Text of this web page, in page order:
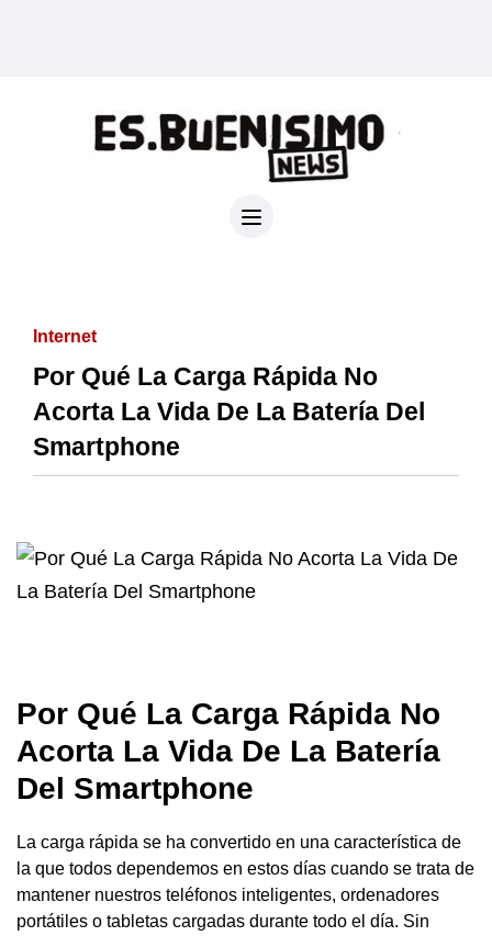
Internet
Por Qué La Carga Rápida No
Acorta La Vida De La Batería Del
Smartphone
Por Qué La Carga Rápida No
Acorta La Vida De La Batería
Del Smartphone
La carga rápida se ha convertido en una característica de
la que todos dependemos en estos días cuando se trata de
mantener nuestros teléfonos inteligentes, ordenadores
portátiles o tabletas cargadas durante todo el día. Sin